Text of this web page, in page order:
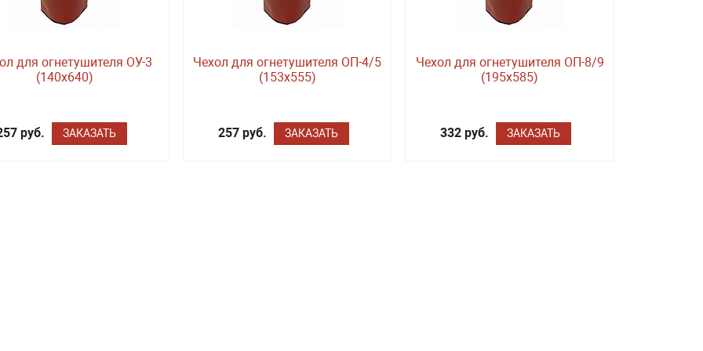
для огнетушителя ОУ-3
(140х640)
руб. ЗАКАЗАТЬ
Чехол для огнетушителя ОП-4/5
(153х555)
257 руб. ЗАКАЗАТЬ
Чехол для огнетушителя ОП-8/9
(195х585)
332 руб. ЗАКАЗАТЬ